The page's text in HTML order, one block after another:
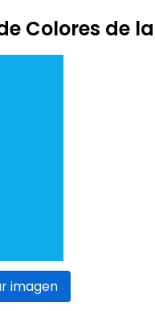
Colores de
imagen